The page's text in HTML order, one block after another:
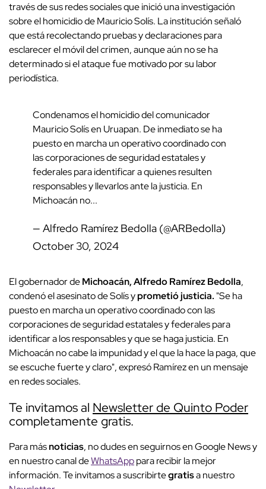
través de sus redes sociales que inició una investigación
sobre el homicidio de Mauricio Solís. La institución señaló
que está recolectando pruebas y declaraciones para
esclarecer el móvil del crimen, aunque aún no se ha
determinado si el ataque fue motivado por su labor
periodística.
Condenamos el homicidio del comunicador
Mauricio Solís en Uruapan. De inmediato se ha
puesto en marcha un operativo coordinado con
las corporaciones de seguridad estatales y
federales para identificar a quienes resulten
responsables y llevarlos ante la justicia. En
Michoacán no...
— Alfredo Ramírez Bedolla (@ARBedolla)
October 30, 2024
El gobernador deMichoacán, Alfredo Ramírez Bedolla,
condenó el asesinato de Solís yprometió justicia. "Se ha
puesto en marcha un operativo coordinado con las
corporaciones de seguridad estatales y federales para
identificar a los responsables y que se haga justicia. En
Michoacán no cabe la impunidad y el que la hace la paga, que
se escuche fuerte y claro", expresó Ramírez en un mensaje
en redes sociales.
Te invitamos al Newsletter de Quinto Poder
completamente gratis.
Para másnoticias, no dudes en seguirnos en Google News y
en nuestro canal deWhatsApppara recibir la mejor
información. Te invitamos a suscribirtegratisa nuestro